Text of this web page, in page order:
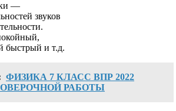
—
звуков
быстрый и т.д.
ФИЗИКА 7 КЛАСС ВПР 2022
РАБОТЫ